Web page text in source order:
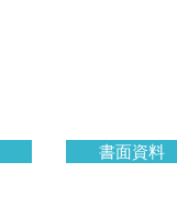
書面資料